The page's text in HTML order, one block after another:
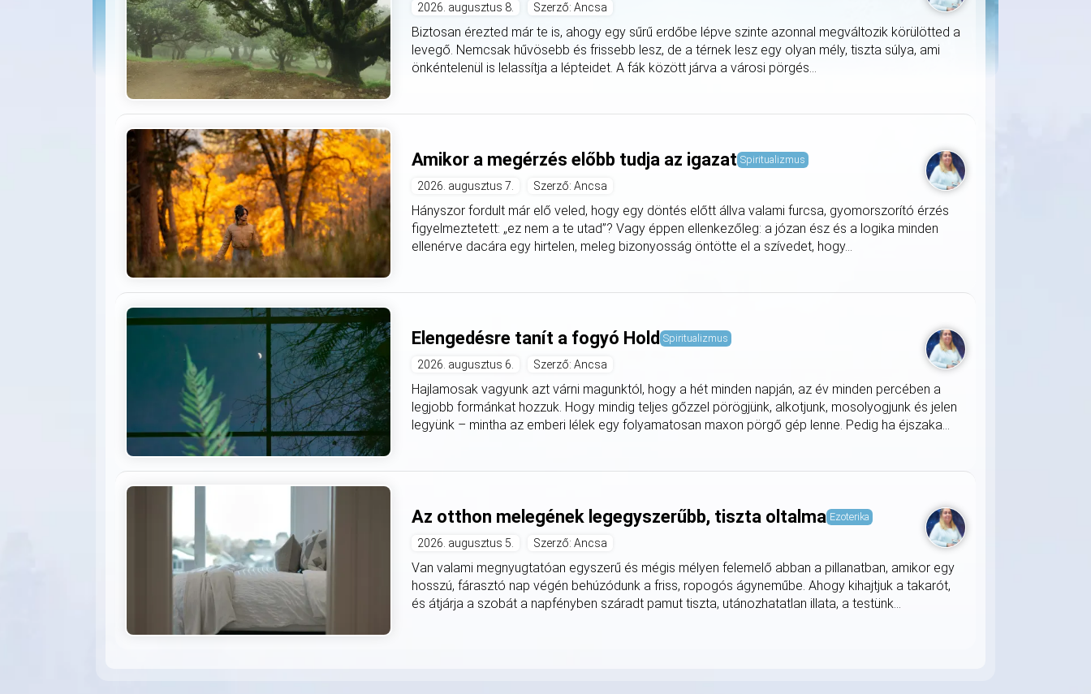
2026. augusztus 8. Szerző: Ancsa
Biztosan érezted már te is, ahogy egy sűrű erdőbe lépve szinte azonnal megváltozik körülötted a
levegő. Nemcsak hűvösebb és frissebb lesz, de a térnek lesz egy olyan mély, tiszta súlya, ami
önkéntelenül is lelassítja a lépteidet. A fák között járva a városi pörgés...
Amikor a megérzés előbb tudja az igazat Spiritualizmus
2026. augusztus 7. Szerző: Ancsa
Hányszor fordult már elő veled, hogy egy döntés előtt állva valami furcsa, gyomorszorító érzés
figyelmeztetett: „ez nem a te utad”? Vagy éppen ellenkezőleg: a józan ész és a logika minden
ellenérve dacára egy hirtelen, meleg bizonyosság öntötte el a szívedet, hogy...
Elengedésre tanít a fogyó Hold Spiritualizmus
2026. augusztus 6. Szerző: Ancsa
Hajlamosak vagyunk azt várni magunktól, hogy a hét minden napján, az év minden percében a
legjobb formánkat hozzuk. Hogy mindig teljes gőzzel pörögjünk, alkotjunk, mosolyogjunk és jelen
legyünk – mintha az emberi lélek egy folyamatosan maxon pörgő gép lenne. Pedig ha éjszaka...
Az otthon melegének legegyszerűbb, tiszta oltalma Ezoterika
2026. augusztus 5. Szerző: Ancsa
Van valami megnyugtatóan egyszerű és mégis mélyen felemelő abban a pillanatban, amikor egy
hosszú, fárasztó nap végén behúzódunk a friss, ropogós ágyneműbe. Ahogy kihajtjuk a takarót,
és átjárja a szobát a napfényben száradt pamut tiszta, utánozhatatlan illata, a testünk...